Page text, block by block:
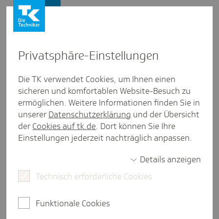
Schein­selbst­stän­dig­keit oder
selbst­stän­dige Tätig­keit: Welche
Krite­rien müssen Arbeit­geber
kennen?
2 Minuten Lesezeit
Firmenkunden Versicherung
Privat­sphäre-Einstel­lungen
Die TK verwendet Cookies, um Ihnen einen
sicheren und komfortablen Website-Besuch zu
ermöglichen. Weitere Informationen finden Sie in
unserer Datenschutzerklärung und der Übersicht
der Cookies auf tk.de. Dort können Sie Ihre
Einstellungen jederzeit nachträglich anpassen.
Details anzeigen
Technisch erforderliche Cookies
Funktionale Cookies